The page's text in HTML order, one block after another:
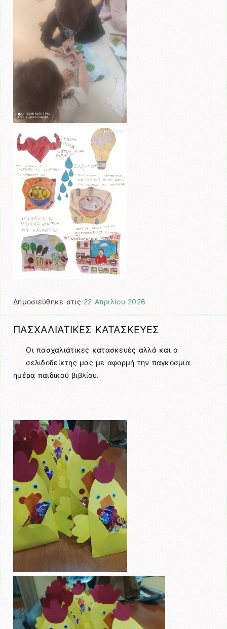
Δημοσιεύθηκε στις 22 Απριλίου 2026
ΠΑΣΧΑΛΙΑΤΙΚΕΣ ΚΑΤΑΣΚΕΥΕΣ
Οι πασχαλιάτικες κατασκευές αλλά και ο
σελιδοδείκτης μας με αφορμή την παγκόσμια
ημέρα παιδικού βιβλίου.